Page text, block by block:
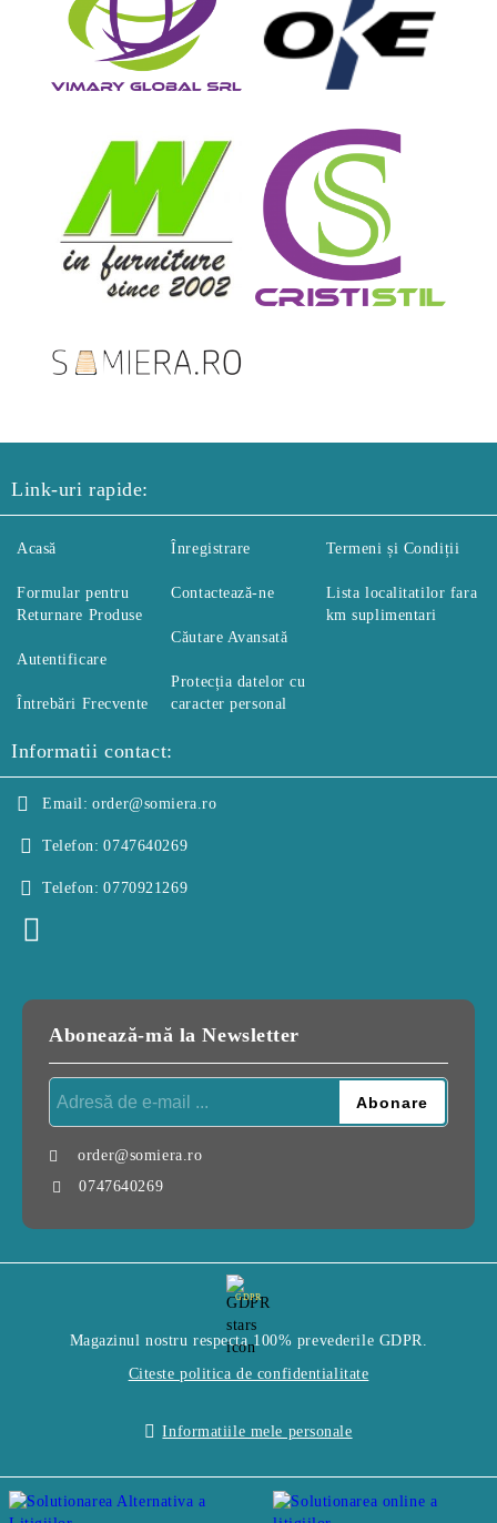
Link-uri rapide:
Acasă
Formular pentru
Returnare Produse
Autentificare
Întrebări Frecvente
Înregistrare
Contactează-ne
Căutare Avansată
Protecția datelor cu
caracter personal
Termeni și Condiții
Lista localitatilor fara
km suplimentari
Informatii contact:
Email: order@somiera.ro
Telefon: 0747640269
Telefon: 0770921269
Abonează-mă la Newsletter
order@somiera.ro
0747640269
GDPR
Magazinul nostru respecta 100% prevederile GDPR.
Citeste politica de confidentialitate
Informatiile mele personale